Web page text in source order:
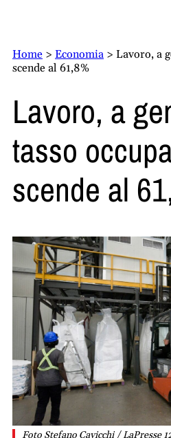
Home > Economia > Lavoro, a
scende al 61,8%
Lavoro, a
tasso
scende al
Foto Stefano Cavicchi / LaPresse